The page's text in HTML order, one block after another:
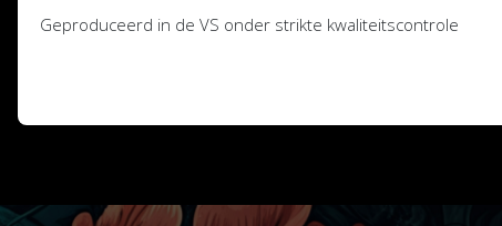
Geproduceerd in de VS onder strikte kwaliteitscontrole